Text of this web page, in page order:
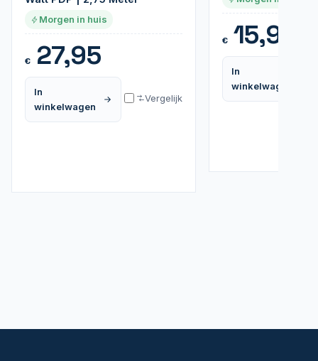
Morgen in huis
€27,95
In
winkelwagen
Vergelijk
€15,95
In
winkelwagen